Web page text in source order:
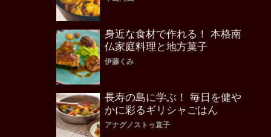
身近な食材で作れる！ 本格南
仏家庭料理と地方菓子
伊藤くみ
長寿の島に学ぶ！ 毎日を健や
かに彩るギリシャごはん
アナグノストゥ直子